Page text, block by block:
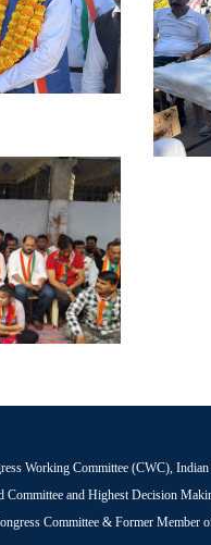
Working Committee (CWC),
Committee and Highest Decision
Committee & Former Member